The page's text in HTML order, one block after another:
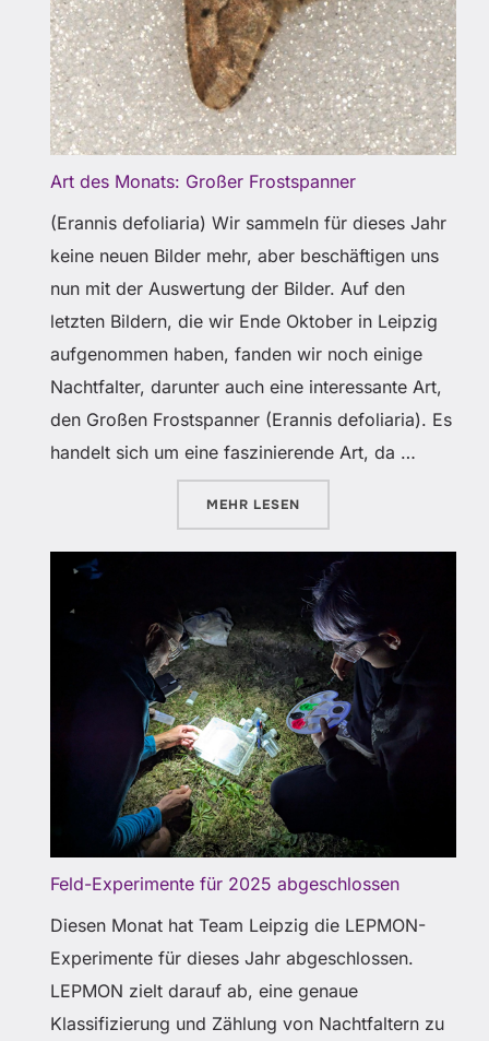
Art des Monats: Großer Frostspanner
(Erannis defoliaria) Wir sammeln für dieses Jahr
keine neuen Bilder mehr, aber beschäftigen uns
nun mit der Auswertung der Bilder. Auf den
letzten Bildern, die wir Ende Oktober in Leipzig
aufgenommen haben, fanden wir noch einige
Nachtfalter, darunter auch eine interessante Art,
den Großen Frostspanner (Erannis defoliaria). Es
handelt sich um eine faszinierende Art, da …
MEHR ÜBER „ART DES MONATS:
LESEN
Feld-Experimente für 2025 abgeschlossen
Diesen Monat hat Team Leipzig die LEPMON-
Experimente für dieses Jahr abgeschlossen.
LEPMON zielt darauf ab, eine genaue
Klassifizierung und Zählung von Nachtfaltern zu